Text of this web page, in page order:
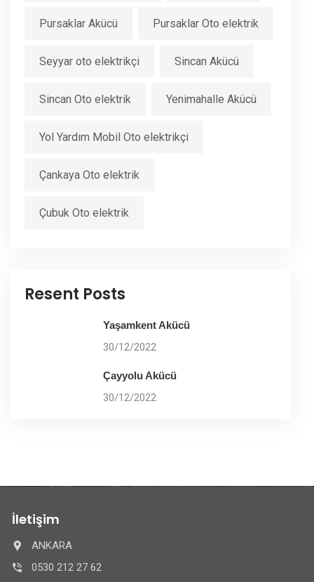
Pursaklar Akücü Pursaklar Oto elektrik
Seyyar oto elektrikçi Sincan Akücü
Sincan Oto elektrik Yenimahalle Akücü
Yol Yardım Mobil Oto elektrikçi
Çankaya Oto elektrik
Çubuk Oto elektrik
Resent Posts
Yaşamkent Akücü
30/12/2022
Çayyolu Akücü
30/12/2022
İletişim
ANKARA
0530 212 27 62